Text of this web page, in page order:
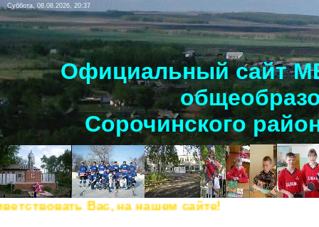
Суббота, 08.08.2026, 20:37
Официальный сайт
Сорочинского
Вас, на нашем сайте!